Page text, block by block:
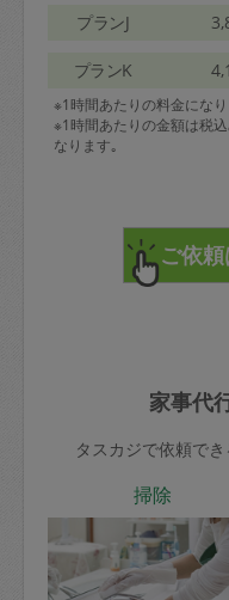
プランJ
プランK
※1時間あたりの料金になり
※1時間あたりの金額は税
なります｡
家事代
タスカジで依頼で
掃除